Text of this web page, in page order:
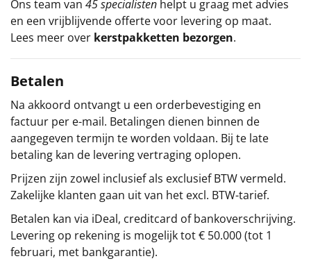
Ons team van 45 specialisten helpt u graag met advies
en een vrijblijvende offerte voor levering op maat.
Lees meer over kerstpakketten bezorgen.
Betalen
Na akkoord ontvangt u een orderbevestiging en
factuur per e-mail. Betalingen dienen binnen de
aangegeven termijn te worden voldaan. Bij te late
betaling kan de levering vertraging oplopen.
Prijzen zijn zowel inclusief als exclusief BTW vermeld.
Zakelijke klanten gaan uit van het excl. BTW-tarief.
Betalen kan via iDeal, creditcard of bankoverschrijving.
Levering op rekening is mogelijk tot € 50.000 (tot 1
februari, met bankgarantie).